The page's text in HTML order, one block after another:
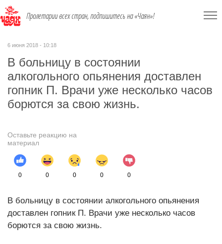
Пролетарии всех стран, подпишитесь на «Чаян»!
6 июня 2018 - 10:18
В больницу в состоянии
алкогольного опьянения доставлен
гопник П. Врачи уже несколько часов
борются за свою жизнь.
Оставьте реакцию на
материал
0 0 0 0 0
В больницу в состоянии алкогольного опьянения
доставлен гопник П. Врачи уже несколько часов
борются за свою жизнь.